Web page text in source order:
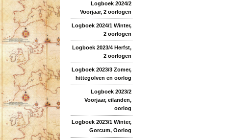
Logboek 2024/2
Voorjaar, 2 oorlogen
Logboek 2024/1 Winter,
2 oorlogen
Logboek 2023/4 Herfst,
2 oorlogen
Logboek 2023/3 Zomer,
hittegolven en oorlog
Logboek 2023/2
Voorjaar, eilanden,
oorlog
Logboek 2023/1 Winter,
Gorcum, Oorlog